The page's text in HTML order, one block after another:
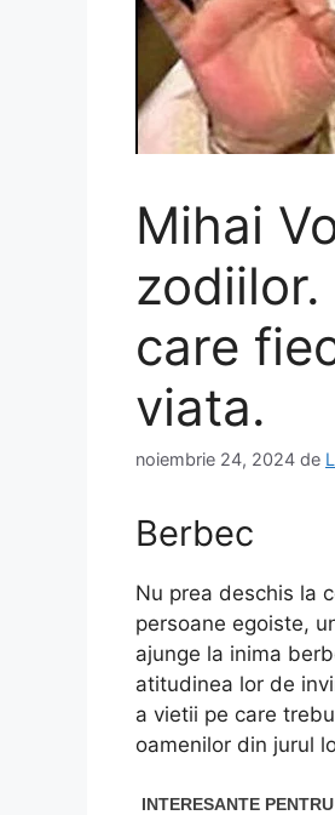
Mihai
care
viata.
noiembrie 24, 2024 de
Berbec
Nu prea deschis la
persoane egoiste,
ajunge la inima
atitudinea lor de
a vietii pe care
oamenilor din jurul